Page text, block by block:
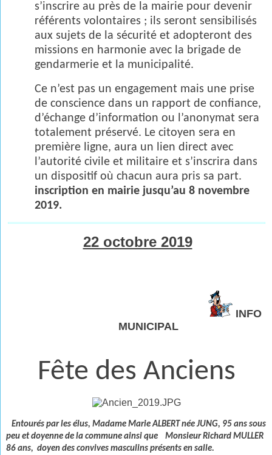
s’inscrire au près de la mairie pour devenir
référents volontaires ; ils seront sensibilisés
aux sujets de la sécurité et adopteront des
missions en harmonie avec la brigade de
gendarmerie et la municipalité.
Ce n’est pas un engagement mais une prise
de conscience dans un rapport de confiance,
d’échange d’information ou l’anonymat sera
totalement préservé. Le citoyen sera en
première ligne, aura un lien direct avec
l’autorité civile et militaire et s’inscrira dans
un dispositif où chacun aura pris sa part.
inscription en mairie jusqu’au 8 novembre
2019.
22 octobre 2019
INFO
MUNICIPAL
Fête des Anciens
Entourés par les élus, Madame Marie ALBERT née JUNG, 95 ans sous
peu et doyenne de la commune ainsi que
Monsieur Richard MULLER
86 ans, doyen des convives masculins présents en salle.